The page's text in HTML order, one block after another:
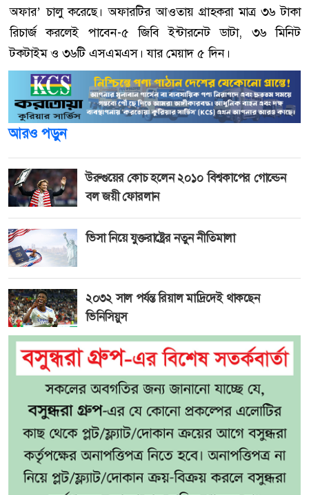
অফার’ চালু করেছে। অফারটির আওতায় গ্রাহকরা মাত্র ৩৬ টাকা
রিচার্জ করলেই পাবেন-৫ জিবি ইন্টারনেট ডাটা, ৩৬ মিনিট
টকটাইম ও ৩৬টি এসএমএস। যার মেয়াদ ৫ দিন।
আরও পড়ুন
উরুগুয়ের কোচ হলেন ২০১০ বিশ্বকাপের গোল্ডেন
বল জয়ী ফোরলান
ভিসা নিয়ে যুক্তরাষ্ট্রের নতুন নীতিমালা
২০৩২ সাল পর্যন্ত রিয়াল মাদ্রিদেই থাকছেন
ভিনিসিয়ুস